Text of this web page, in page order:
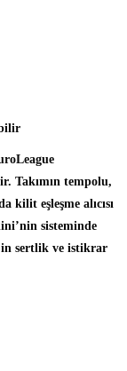
Takımın tempolu,
kilit eşleşme alıcısı
sisteminde
sertlik ve istikrar